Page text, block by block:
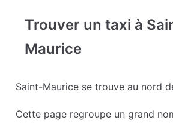
Trouver un taxi à
Maurice
Saint-Maurice se trouve au nord
Cette page regroupe un grand